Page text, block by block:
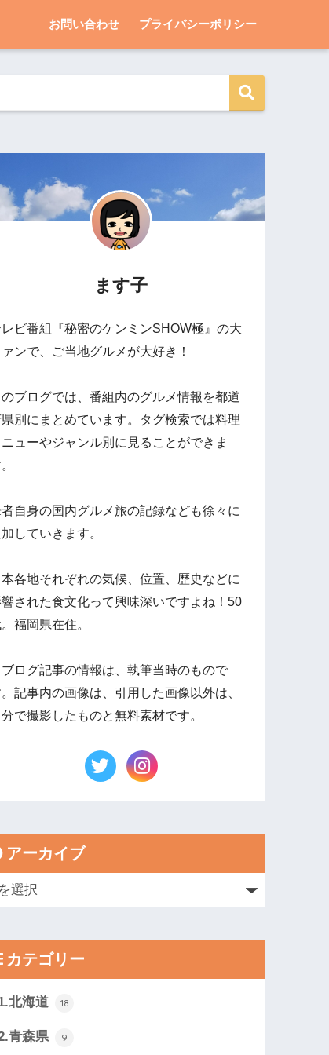
お問い合わせ プライバシーポリシー
ます子
レビ番組『秘密のケンミンSHOW極』の大
ンで、ご当地グルメが大好き！
のブログでは、番組内のグルメ情報を都道
県別にまとめています。タグ検索では料理
ニューやジャンル別に見ることができま
自身の国内グルメ旅の記録なども徐々に
していきます。
本各地それぞれの気候、位置、歴史などに
された食文化って興味深いですよね！50
福岡県在住。
ブログ記事の情報は、執筆当時のもので
記事内の画像は、引用した画像以外は、
分で撮影したものと無料素材です。
アーカイブ
カテゴリー
北海道 18
青森県 9